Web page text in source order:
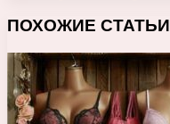
ПОХОЖИЕ СТАТЬИ